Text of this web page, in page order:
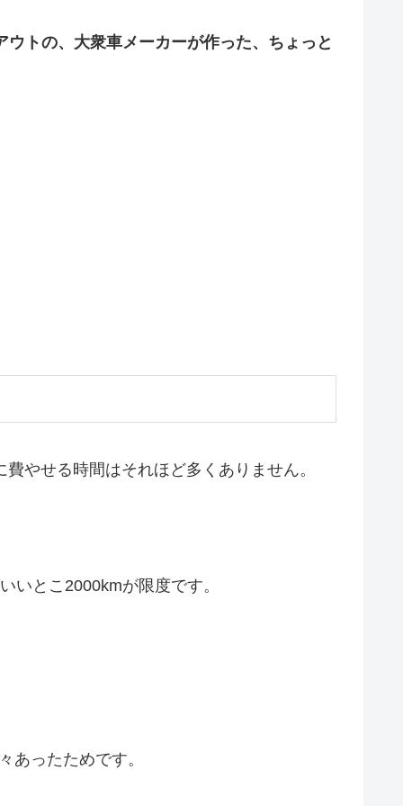
トの、大衆車メーカーが作った、ちょっと
やせる時間はそれほど多くありません。
いとこ2000kmが限度です。
あったためです。